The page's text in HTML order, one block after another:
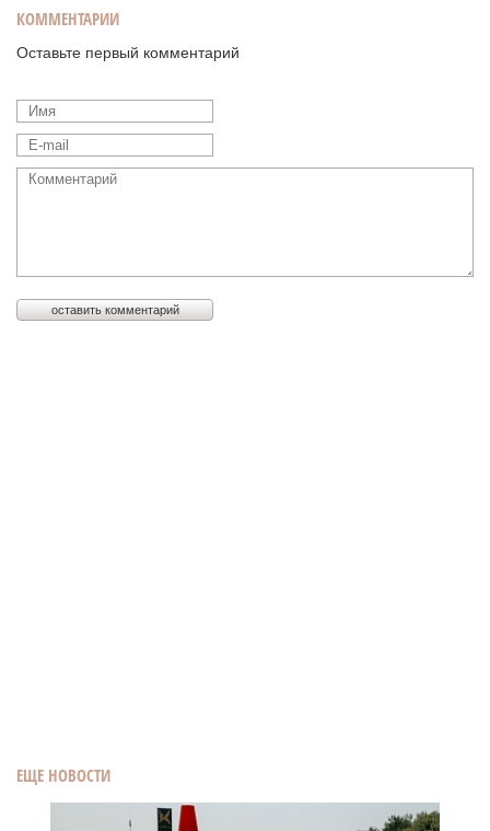
ЕЩЕ НОВОСТИ
КОММЕНТАРИИ
Оставьте первый комментарий